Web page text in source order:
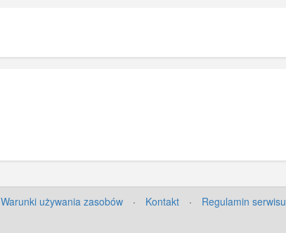
Warunki używania zasobów · Kontakt · Regulamin serwisu